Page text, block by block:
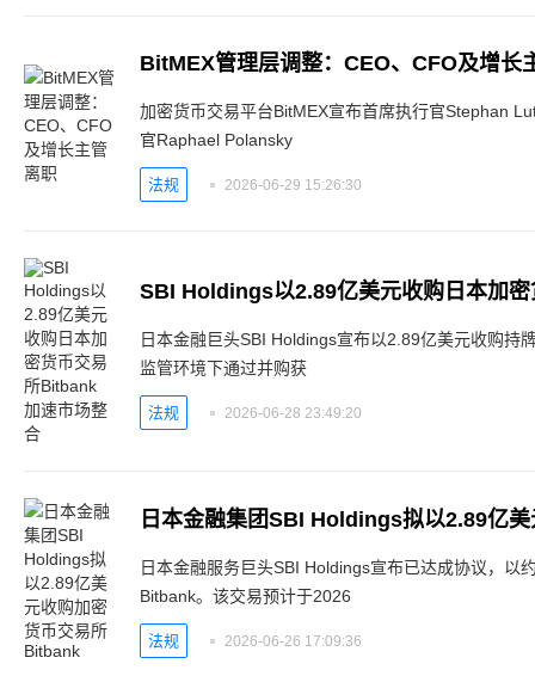
BitMEX管理层调整：CEO、CFO及增长
加密货币交易平台BitMEX宣布首席执行官Stephan
官Raphael Polansky
法规 2026-06-29 15:26:30
日本金融巨头SBI Holdings宣布以2.89亿美元收购持
监管环境下通过并购获
法规 2026-06-28 23:49:20
日本金融服务巨头SBI Holdings宣布已达成协议，以
Bitbank。该交易预计于2026
法规 2026-06-26 17:09:36